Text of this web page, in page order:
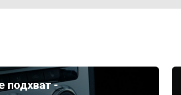
подхват -